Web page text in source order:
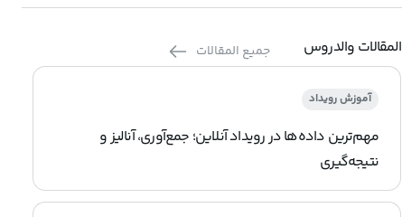
المقالات والدروس جميع المقالات
آموزش رویداد
مهم‌ترین داده‌ها در رویداد آنلاین؛ جمع‌آوری، آنالیز و
نتیجه‌گیری